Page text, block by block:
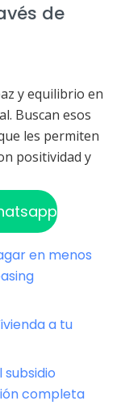
de
y equilibrio en
Buscan esos
les permiten
positividad y
en menos
a tu
subsidio
completa